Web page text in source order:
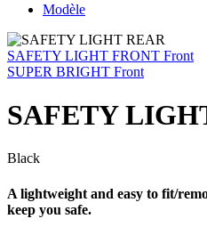
Modèle
SAFETY LIGHT FRONT Front
SUPER BRIGHT Front
SAFETY
Black
A lightweight and easy to fit/
keep you safe.